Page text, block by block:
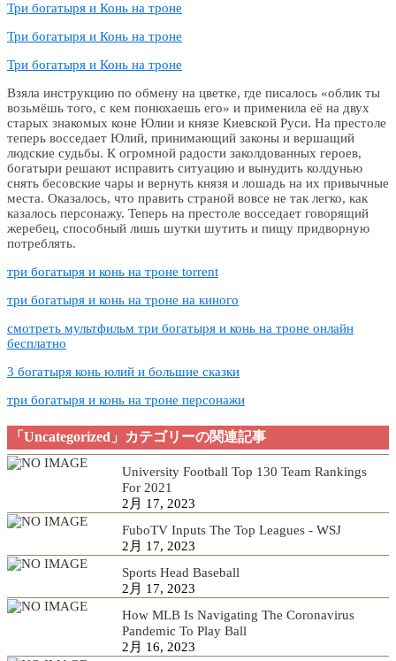
Три богатыря и Конь на троне
Три богатыря и Конь на троне
Три богатыря и Конь на троне
Взяла инструкцию по обмену на цветке, где писалось «облик ты
возьмёшь того, с кем понюхаешь его» и применила её на двух
старых знакомых коне Юлии и князе Киевской Руси. На престоле
теперь восседает Юлий, принимающий законы и вершащий
людские судьбы. К огромной радости заколдованных героев,
богатыри решают исправить ситуацию и вынудить колдунью
снять бесовские чары и вернуть князя и лошадь на их привычные
места. Оказалось, что править страной вовсе не так легко, как
казалось персонажу. Теперь на престоле восседает говорящий
жеребец, способный лишь шутки шутить и пищу придворную
потреблять.
три богатыря и конь на троне torrent
три богатыря и конь на троне на киного
смотреть мультфильм три богатыря и конь на троне онлайн
бесплатно
3 богатыря конь юлий и большие сказки
три богатыря и конь на троне персонажи
「Uncategorized」カテゴリーの関連記事
University Football Top 130 Team Rankings
For 2021
2月 17, 2023
FuboTV Inputs The Top Leagues - WSJ
2月 17, 2023
Sports Head Baseball
2月 17, 2023
How MLB Is Navigating The Coronavirus
Pandemic To Play Ball
2月 16, 2023